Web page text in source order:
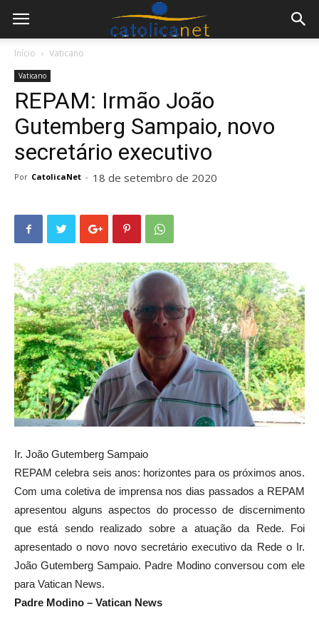
Início Vaticano
Vaticano
REPAM: Irmão João
Gutemberg Sampaio, novo
secretário executivo
Por CatolicaNet - 18 de setembro de 2020
Ir. João Gutemberg Sampaio
REPAM celebra seis anos: horizontes para os próximos anos.
Com uma coletiva de imprensa nos dias passados a REPAM
apresentou alguns aspectos do processo de discernimento
que está sendo realizado sobre a atuação da Rede. Foi
apresentado o novo novo secretário executivo da Rede o Ir.
João Gutemberg Sampaio. Padre Modino conversou com ele
para Vatican News.
Padre Modino – Vatican News